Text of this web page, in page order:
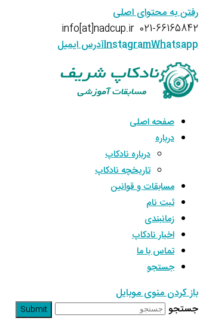
رفتن به محتوای اصلی
021-66165842
info[at]nadcup.ir
InstagramWhatsapp آدرس ایمیل
صفحه اصلی
درباره
درباره نادکاپ
تاریخچه نادکاپ
مسابقات و قوانین
ثبت نام
زمانبندی
اخبار نادکاپ
تماس با ما
جستجو
باز کردن منوی موبایل
جستجو
Submit